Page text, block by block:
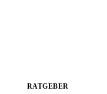
RATGEBER